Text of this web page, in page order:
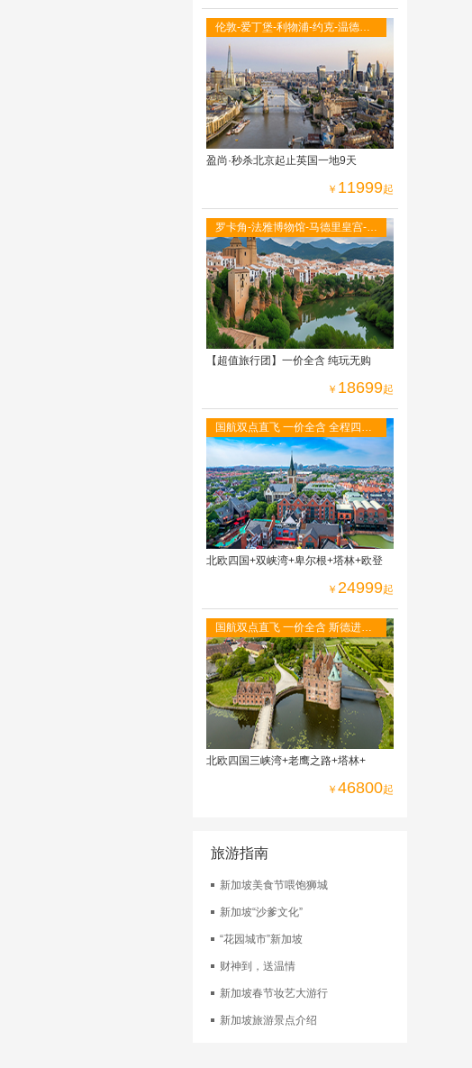
伦敦-爱丁堡-利物浦-约克-温德米
尔湖区-牛津大学-莎士比亚故居-伦
敦自由活动
盈尚·秒杀北京起止英国一地9天
￥ 11999起
罗卡角-法雅博物馆-马德里皇宫-阿
尔罕布拉宫-古城托莱多-全程当地
四星级酒店
【超值旅行团】一价全含 纯玩无购
￥ 18699起
国航双点直飞 一价全含 全程四星
酒店 免费WIFI 二人游轮内舱 六菜
一汤
北欧四国+双峡湾+卑尔根+塔林+欧登
￥ 24999起
国航双点直飞 一价全含 斯德进哥
本出，冰岛段--赫尔辛基进奥斯陆
出
北欧四国三峡湾+老鹰之路+塔林+
￥ 46800起
旅游指南
新加坡美食节喂饱狮城
新加坡“沙爹文化”
“花园城市”新加坡
财神到，送温情
新加坡春节妆艺大游行
新加坡旅游景点介绍